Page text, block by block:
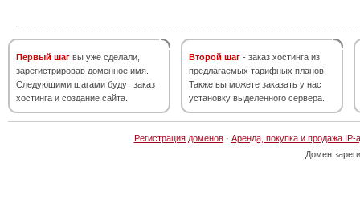
Первый шаг вы уже сделали,
зарегистрировав доменное имя.
Следующими шагами будут заказ
хостинга и создание сайта.
Второй шаг - заказ хостинга из
предлагаемых тарифных планов.
Также вы можете заказать у нас
установку выделенного сервера.
Регистрация доменов· Аренда, покупка и продажа IP-
Домен